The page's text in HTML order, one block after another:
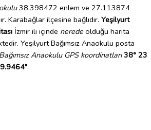
38.398472 enlem ve 27.113874
Karabağlar ilçesine bağlıdır. Yeşilyurt
İzmir ili içinde nerede olduğu harita
Yeşilyurt Bağımsız Anaokulu posta
Anaokulu GPS koordinatları 38° 23
.